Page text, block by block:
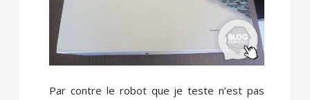
Par contre le robot que je teste n’est pas